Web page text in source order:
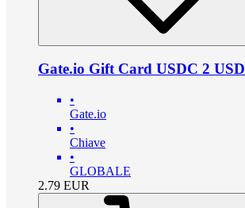
Gate.io Gift Card USDC 2 USD
•
Gate.io
•
Chiave
•
GLOBALE
2.79 EUR